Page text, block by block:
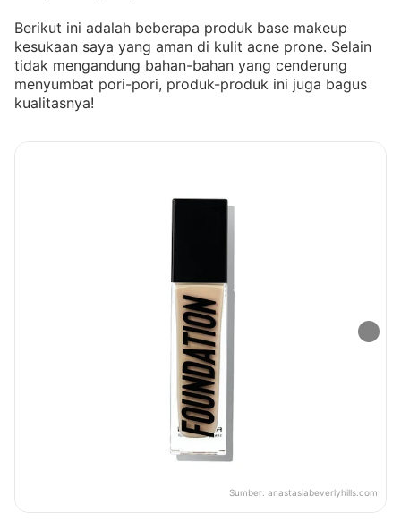
Berikut ini adalah beberapa produk base makeup
kesukaan saya yang aman di kulit acne prone. Selain
tidak mengandung bahan-bahan yang cenderung
menyumbat pori-pori, produk-produk ini juga bagus
kualitasnya!
Sumber: anastasiabeverlyhills.com